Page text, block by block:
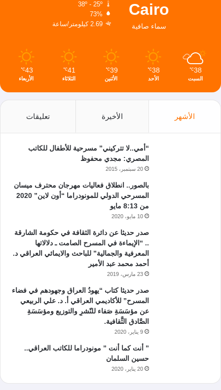
Cairo
سماء صافية
38º - 25º
73%
2.69 كيلومتر/ساعة
38
℃
السبت
38
℃
الأحد
39
℃
الأثنين
41
℃
الثلاثاء
43
℃
الأربعاء
الأشهر الأخيرة تعليقات
“أمي..لا تتركيني” مسرحية للأطفال للكاتب
المصري: مجدي محفوظ
20 سبتمبر، 2015
بالصور.. انطلاق فعاليات مهرجان محترف ميسان
المسرحي الدولي للمونودراما “أون لاين” 2020
من 8:13 مايو
10 مايو، 2020
صدر حديثا عن دائرة الثقافة في حكومة الشارقة
.. “الإيماءة في المسرح الصامت ـ دلالاتها
المعرفية والجمالية” للباحث والايمائي العراقي د.
أحمد محمد عبد الأمير
23 مارس، 2019
صدر حديثا كتاب “يهودُ العراق وجهودهم في فضاء
المسرح” للأكاديمي العراقي أ. د. علي الربيعي
عن مؤسَسَةِ صَفاء للنّشرِ والتوزيع ومؤسَسَةِ
الصَّادق الثَّقافية.
9 يناير، 2020
” أنت كما أنت ” مونودراما للكاتب العراقي..
حسين السلمان
20 يناير، 2020